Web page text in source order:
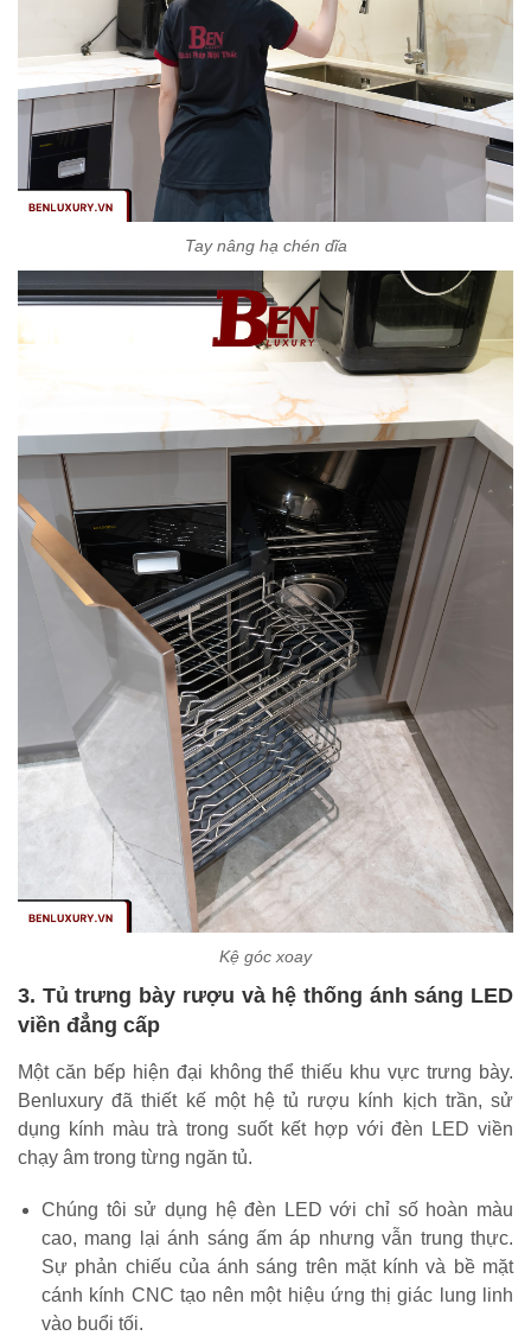
Tay nâng hạ chén dĩa
Kệ góc xoay
3. Tủ trưng bày rượu và hệ thống ánh sáng LED
viền đẳng cấp
Một căn bếp hiện đại không thể thiếu khu vực trưng bày.
Benluxury đã thiết kế một hệ tủ rượu kính kịch trần, sử
dụng kính màu trà trong suốt kết hợp với đèn LED viền
chạy âm trong từng ngăn tủ.
Chúng tôi sử dụng hệ đèn LED với chỉ số hoàn màu
cao, mang lại ánh sáng ấm áp nhưng vẫn trung thực.
Sự phản chiếu của ánh sáng trên mặt kính và bề mặt
cánh kính CNC tạo nên một hiệu ứng thị giác lung linh
vào buổi tối.